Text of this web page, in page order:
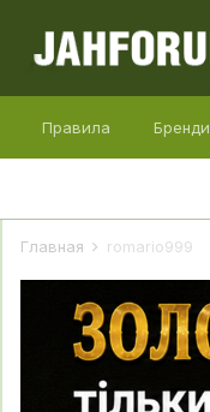
Правила Бренди
Главная romario999